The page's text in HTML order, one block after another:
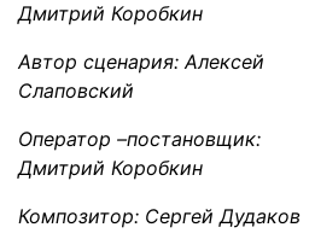
Дмитрий Коробкин
Автор сценария: Алексей
Слаповский
Оператор –постановщик:
Дмитрий Коробкин
Композитор: Сергей Дудаков